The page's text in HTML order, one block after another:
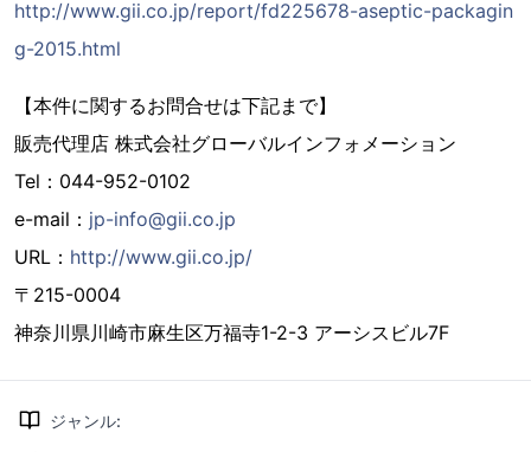
http://www.gii.co.jp/report/fd225678-aseptic-packagin
g-2015.html
【本件に関するお問合せは下記まで】
販売代理店 株式会社グローバルインフォメーション
Tel：044-952-0102
e-mail： jp-info@gii.co.jp
URL： http://www.gii.co.jp/
〒215-0004
神奈川県川崎市麻生区万福寺1-2-3 アーシスビル7F
ジャンル: